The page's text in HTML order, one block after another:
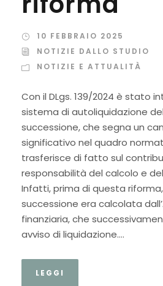
10 FEBBRAIO 2025
NOTIZIE DALLO STUDIO
NOTIZIE E ATTUALITÀ
Con il DLgs. 139/2024 è stato
sistema di autoliquidazione
successione, che segna un
significativo nel quadro
trasferisce di fatto sul
responsabilità del calcolo e
Infatti, prima di questa
successione era calcolata
finanziaria, che
avviso di liquidazione....
LEGGI